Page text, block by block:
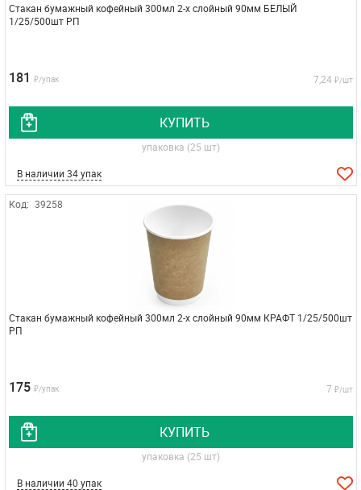
Стакан бумажный кофейный 300мл 2-х слойный 90мм БЕЛЫЙ
1/25/500шт РП
181 ₽/упак 7,24 ₽/шт
КУПИТЬ
упаковка (25 шт)
В наличии 34 упак
Код: 39258
Стакан бумажный кофейный 300мл 2-х слойный 90мм КРАФТ 1/25/500шт
РП
175 ₽/упак 7 ₽/шт
КУПИТЬ
упаковка (25 шт)
В наличии 40 упак